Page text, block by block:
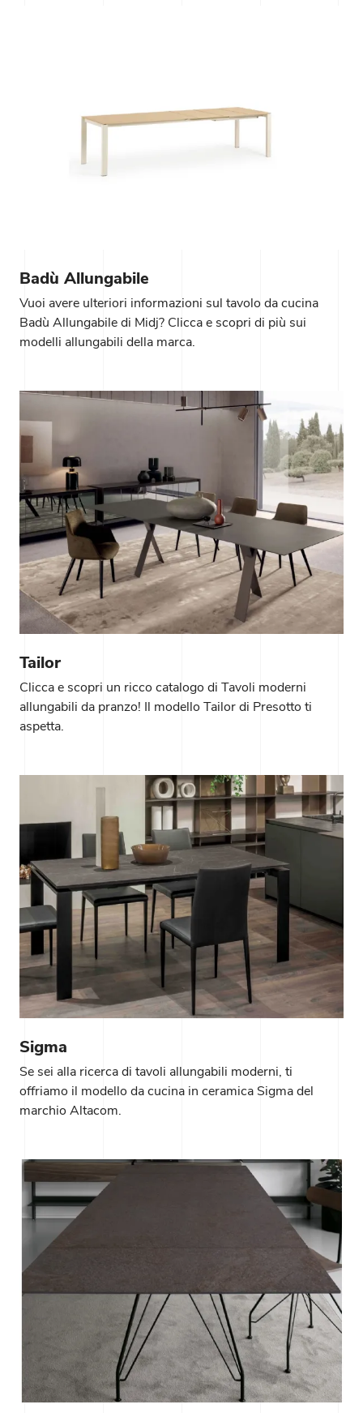
Badù Allungabile
Vuoi avere ulteriori informazioni sul tavolo da cucina
Badù Allungabile di Midj? Clicca e scopri di più sui
modelli allungabili della marca.
Tailor
Clicca e scopri un ricco catalogo di Tavoli moderni
allungabili da pranzo! Il modello Tailor di Presotto ti
aspetta.
Sigma
Se sei alla ricerca di tavoli allungabili moderni, ti
offriamo il modello da cucina in ceramica Sigma del
marchio Altacom.